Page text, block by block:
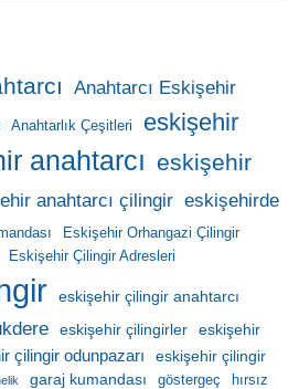
Anahtarcı Eskişehir
Anahtarlık Çeşitleri
eskişehir
anahtarcı eskişehir
anahtarcı çilingir eskişehirde
Eskişehir Orhangazi Çilingir
Eskişehir Çilingir Adresleri
eskişehir çilingir anahtarcı
eskişehir çilingirler
eskişehir
çilingir odunpazarı
eskişehir çilingir
garaj kumandası göstergeç
hırsız